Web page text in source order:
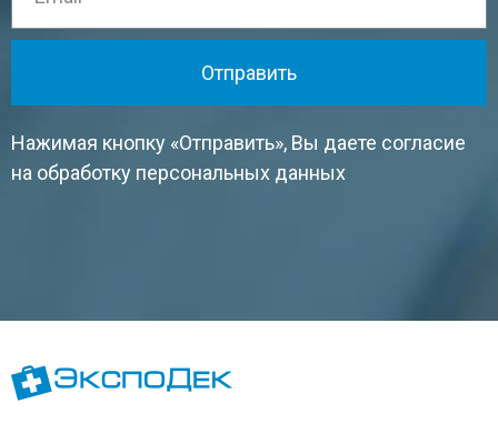
Отправить
Нажимая кнопку «Отправить», Вы даете согласие
на обработку персональных данных